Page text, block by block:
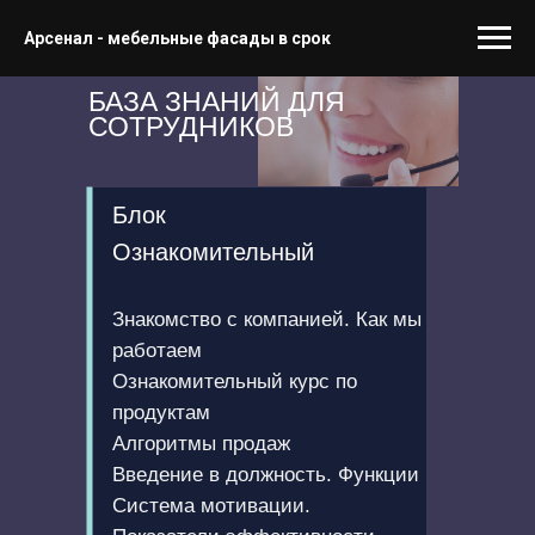
Арсенал - мебельные фасады в срок
БАЗА ЗНАНИЙ ДЛЯ
СОТРУДНИКОВ
Компания
Блок
Ознакомительный
Знакомство с компанией. Как мы
работаем
Ознакомительный курс по
продуктам
Алгоритмы продаж
Введение в должность. Функции
Система мотивации.